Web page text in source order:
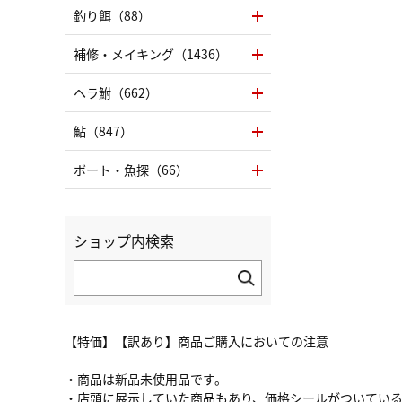
【特価】【訳あり】商品ご購入においての注意
・商品は新品未使用品です。
・店頭に展示していた商品もあり、価格シールがついている
釣り餌（88）
補修・メイキング（1436）
ヘラ鮒（662）
鮎（847）
ボート・魚探（66）
ショップ内検索